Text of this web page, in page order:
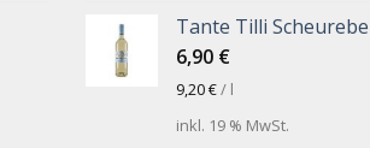
Tante Tilli Scheurebe
6,90 €
9,20€/ l
inkl. 19 % MwSt.